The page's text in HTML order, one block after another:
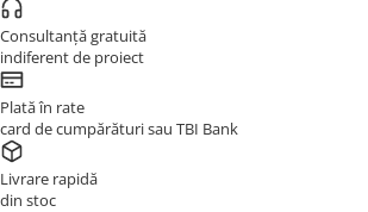
KIT AMESTEC
IZOLATIE
AUTOMATIZARI
SANITARE
VENTILATIE CU RECUPERARE DE
CALDURA
Consultanță gratuită
indiferent de proiect
Plată în rate
card de cumpărături sau TBI Bank
Livrare rapidă
din stoc